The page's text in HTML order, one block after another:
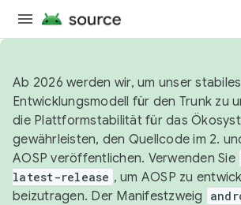
Ab 2026 werden wir, um unser stabiles
Entwicklungsmodell für den Trunk zu
die Plattformstabilität für das
gewährleisten, den Quellcode im 2.
AOSP veröffentlichen. Verwenden Sie
latest-release , um AOSP zu
beizutragen. Der Manifestzweig